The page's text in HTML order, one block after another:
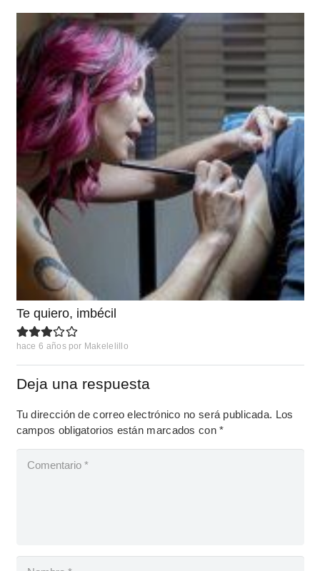
Te quiero, imbécil
hace 6 años por Makelelillo
Deja una respuesta
Tu dirección de correo electrónico no será publicada. Los
campos obligatorios están marcados con*